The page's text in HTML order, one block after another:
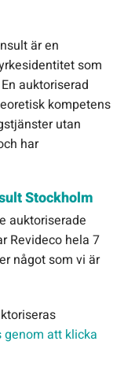
är en
som
auktoriserad
kompetens
utan
har
Stockholm
auktoriserade
Revideco hela 7
något som vi är
genom att klicka